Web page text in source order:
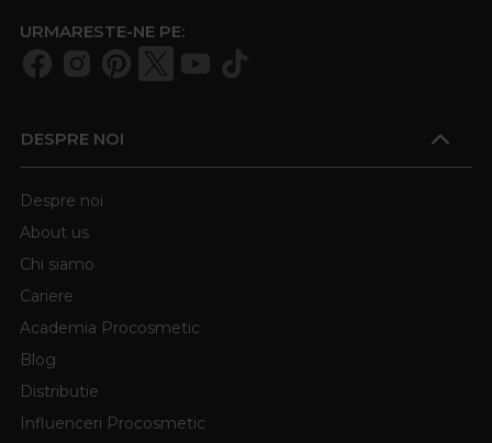
URMARESTE-NE PE:
DESPRE NOI
Despre noi
About us
Chi siamo
Cariere
Academia Procosmetic
Blog
Distributie
Influenceri Procosmetic